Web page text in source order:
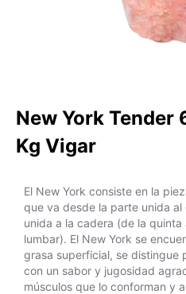
New York Tender
Kg Vigar
El New York consiste en la
que va desde la parte unida
unida a la cadera (de la
lumbar). El New York se
grasa superficial, se distingue
con un sabor y jugosidad
músculos que lo conforman y